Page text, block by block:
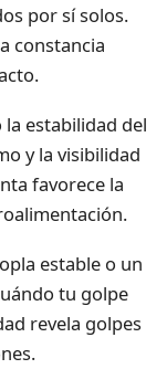
por sí solos.
constancia
estabilidad del
y la visibilidad
favorece la
estable o un
tu golpe
revela golpes